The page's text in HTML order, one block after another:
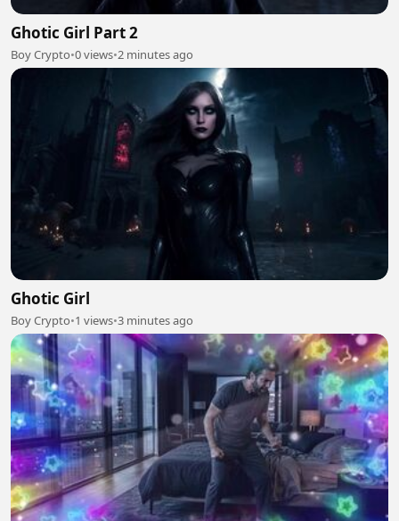
Ghotic Girl Part 2
Boy Crypto•0 views•2 minutes ago
Ghotic Girl
Boy Crypto•1 views•3 minutes ago